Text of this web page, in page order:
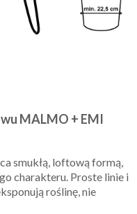
MALMO + EMI
smukłą, loftową formą,
charakteru. Proste linie i
roślinę, nie